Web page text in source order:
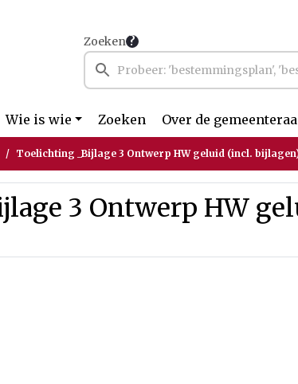
Zoeken
Wie is wie Zoeken Over de
Toelichting _Bijlage 3 Ontwerp HW geluid (incl.
3 Ontwerp HW